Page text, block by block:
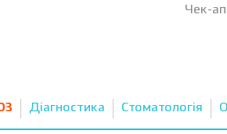
Чек-
Діагностика Стоматологія